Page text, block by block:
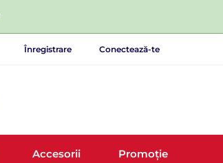
Înregistrare Conectează-te
Accesorii Promoție